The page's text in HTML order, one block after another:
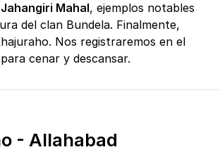
Jahangiri Mahal, ejemplos notables
del clan Bundela. Finalmente,
Nos registraremos en el
cenar y descansar.
- Allahabad